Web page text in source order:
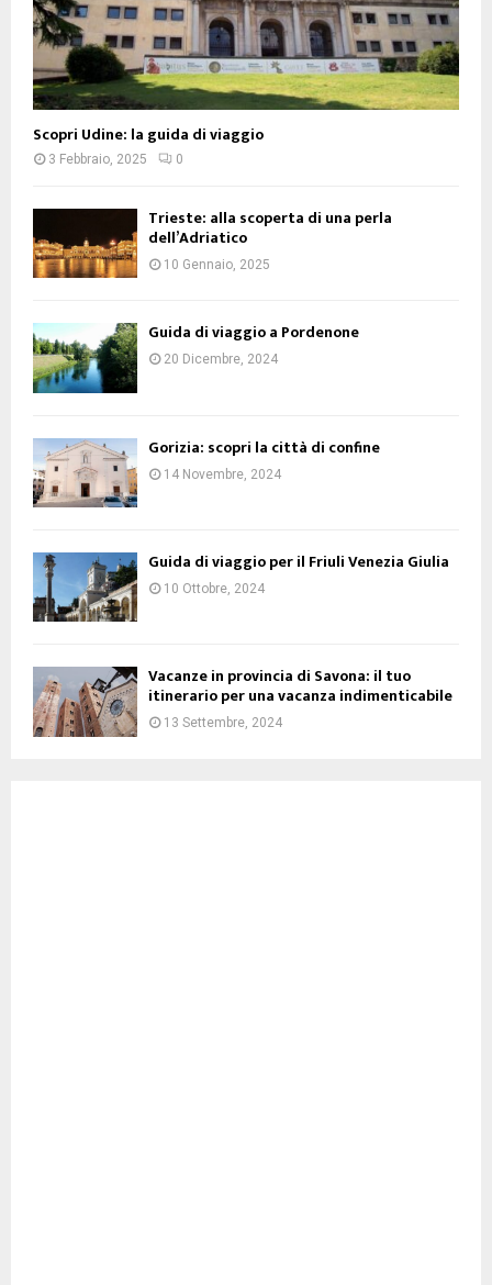
Scopri Udine: la guida di viaggio
3 Febbraio, 2025 0
Trieste: alla scoperta di una perla
dell’Adriatico
10 Gennaio, 2025
Guida di viaggio a Pordenone
20 Dicembre, 2024
Gorizia: scopri la città di confine
14 Novembre, 2024
Guida di viaggio per il Friuli Venezia Giulia
10 Ottobre, 2024
Vacanze in provincia di Savona: il tuo
itinerario per una vacanza indimenticabile
13 Settembre, 2024